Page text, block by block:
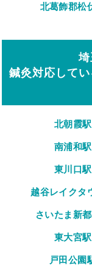
北葛飾郡松
鍼灸対応して
北朝霞駅
南浦和駅
東川口駅
越谷レイクタ
さいたま新
東大宮駅
戸田公園